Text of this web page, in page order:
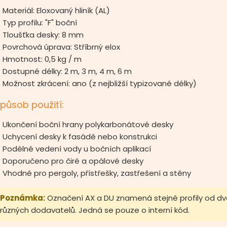
Materiál: Eloxovaný hliník (AL)
Typ profilu: "F" boční
Tloušťka desky: 8 mm
Povrchová úprava: Stříbrný elox
Hmotnost: 0,5 kg / m
Dostupné délky: 2 m, 3 m, 4 m, 6 m
Možnost zkrácení: ano (z nejbližší typizované délky)
použití:
Ukončení boční hrany polykarbonátové desky
Uchycení desky k fasádě nebo konstrukci
Podélné vedení vody u bočních aplikací
Doporučeno pro čiré a opálové desky
Vhodné pro pergoly, přístřešky, zastřešení a stěny
Poznámka:Označení AX a DU znamená stejné profily od
různých dodavatelů. Jedná se pouze o interní kód.